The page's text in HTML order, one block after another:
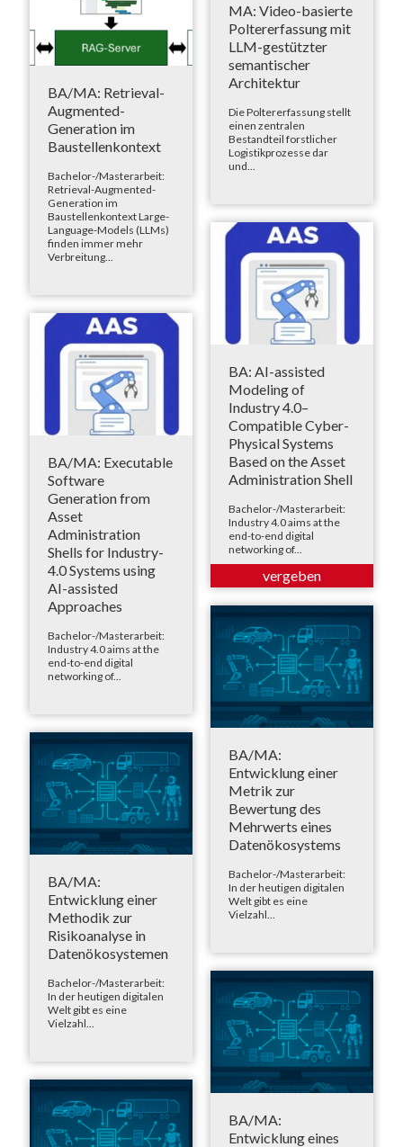
BA/MA: Retrieval-
Augmented-
Generation im
Baustellenkontext
Bachelor-/Masterarbeit:
Retrieval-Augmented-
Generation im
Baustellenkontext Large-
Language-Models (LLMs)
finden immer mehr
Verbreitung...
MA: Video-basierte
Poltererfassung mit
LLM-gestützter
semantischer
Architektur
Die Poltererfassung stellt
einen zentralen
Bestandteil forstlicher
Logistikprozesse dar
und...
BA: AI-assisted
Modeling of
Industry 4.0–
Compatible Cyber-
Physical Systems
Based on the Asset
Administration Shell
Bachelor-/Masterarbeit:
Industry 4.0 aims at the
end-to-end digital
networking of...
BA/MA: Executable
Software
Generation from
Asset
Administration
Shells for Industry-
4.0 Systems using
AI-assisted
Approaches
Bachelor-/Masterarbeit:
Industry 4.0 aims at the
end-to-end digital
networking of...
BA/MA:
Entwicklung einer
Metrik zur
Bewertung des
Mehrwerts eines
Datenökosystems
Bachelor-/Masterarbeit:
In der heutigen digitalen
Welt gibt es eine
Vielzahl...
BA/MA:
Entwicklung einer
Methodik zur
Risikoanalyse in
Datenökosystemen
Bachelor-/Masterarbeit:
In der heutigen digitalen
Welt gibt es eine
Vielzahl...
BA/MA:
Entwicklung eines